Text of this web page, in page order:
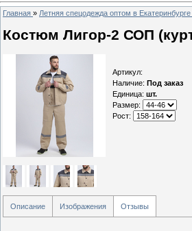
Главная » Летняя спецодежда оптом в Екатеринбурге
Костюм Лигор-2 СОП
Артикул:
Наличие: Под заказ
Единица: шт.
Размер:
Рост:
Описание Изображения Отзывы